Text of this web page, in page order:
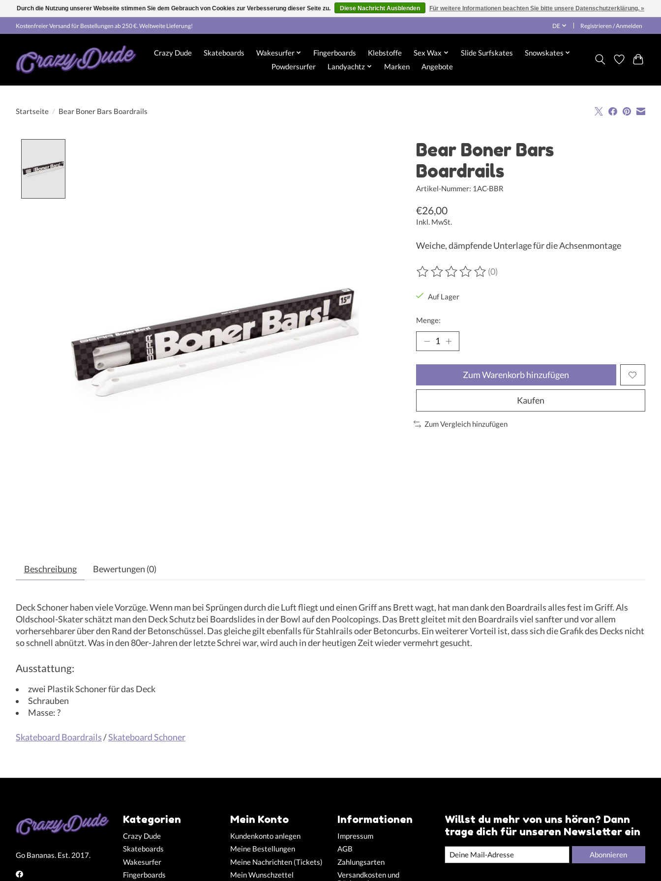
Kostenfreier Versand für Bestellungen ab 250 €. Weltweite Lieferung! DE Registrieren / Anmelden
Crazy Dude Skateboards Wakesurfer Fingerboards Klebstoffe Sex Wax Slide Surfskates
Snowskates
Powdersurfer
Landyachtz Marken Angebote
Startseite / Bear Boner Bars Boardrails
Bear Boner Bars
Boardrails
Artikel-Nummer: 1AC-BBR
€26,00
Inkl. MwSt.
Weiche, dämpfende Unterlage für die Achsenmontage
Die Bewertung dieses Produkts ist
(0)
Auf Lager
Menge:
Zum Warenkorb hinzufügen
Kaufen
Zum Vergleich hinzufügen
Beschreibung Bewertungen (0)
Deck Schoner haben viele Vorzüge. Wenn man bei Sprüngen durch die Luft fliegt und einen Griff ans Brett wagt, hat man dank den Boardrails alles fest im Griff. Als
Oldschool-Skater schätzt man den Deck Schutz bei Boardslides in der Bowl auf den Poolcopings. Das Brett gleitet mit den Boardrails viel sanfter und vor allem
vorhersehbarer über den Rand der Betonschüssel. Das gleiche gilt ebenfalls für Stahlrails oder Betoncurbs. Ein weiterer Vorteil ist, dass sich die Grafik des Decks nicht
so schnell abnützt. Was in den 80er-Jahren der letzte Schrei war, wird auch in der heutigen Zeit wieder vermehrt gesucht.
Ausstattung:
zwei Plastik Schoner für das Deck
Schrauben
Masse: ?
Skateboard Boardrails/Skateboard Schoner
Go Bananas. Est. 2017.
Kategorien
Crazy Dude
Skateboards
Wakesurfer
Fingerboards
Mein Konto
Kundenkonto anlegen
Meine Bestellungen
Meine Nachrichten (Tickets)
Mein Wunschzettel
Informationen
Impressum
AGB
Zahlungsarten
Versandkosten und
Willst du mehr von uns hören? Dann
trage dich für unseren Newsletter ein
Abonnieren
Durch die Nutzung unserer Webseite stimmen Sie dem Gebrauch von Cookies zur Verbesserung dieser Seite zu. Diese Nachricht Ausblenden Für weitere Informationen beachten Sie bitte unsere Datenschutzerklärung. »